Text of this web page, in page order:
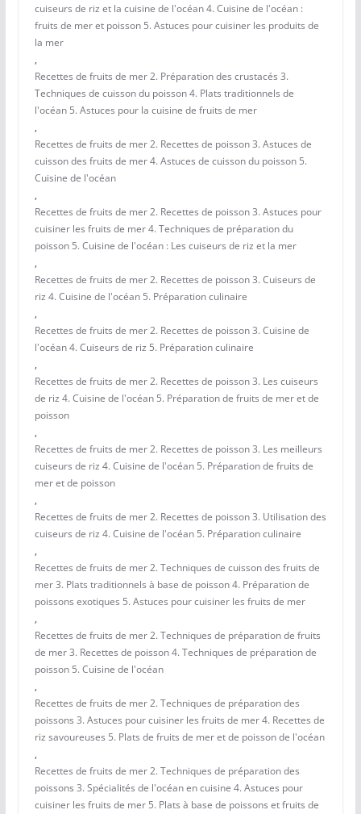
cuiseurs de riz et la cuisine de l'océan 4. Cuisine de l'océan :
fruits de mer et poisson 5. Astuces pour cuisiner les produits de
la mer
,
Recettes de fruits de mer 2. Préparation des crustacés 3.
Techniques de cuisson du poisson 4. Plats traditionnels de
l'océan 5. Astuces pour la cuisine de fruits de mer
,
Recettes de fruits de mer 2. Recettes de poisson 3. Astuces de
cuisson des fruits de mer 4. Astuces de cuisson du poisson 5.
Cuisine de l'océan
,
Recettes de fruits de mer 2. Recettes de poisson 3. Astuces pour
cuisiner les fruits de mer 4. Techniques de préparation du
poisson 5. Cuisine de l'océan : Les cuiseurs de riz et la mer
,
Recettes de fruits de mer 2. Recettes de poisson 3. Cuiseurs de
riz 4. Cuisine de l'océan 5. Préparation culinaire
,
Recettes de fruits de mer 2. Recettes de poisson 3. Cuisine de
l'océan 4. Cuiseurs de riz 5. Préparation culinaire
,
Recettes de fruits de mer 2. Recettes de poisson 3. Les cuiseurs
de riz 4. Cuisine de l'océan 5. Préparation de fruits de mer et de
poisson
,
Recettes de fruits de mer 2. Recettes de poisson 3. Les meilleurs
cuiseurs de riz 4. Cuisine de l'océan 5. Préparation de fruits de
mer et de poisson
,
Recettes de fruits de mer 2. Recettes de poisson 3. Utilisation des
cuiseurs de riz 4. Cuisine de l'océan 5. Préparation culinaire
,
Recettes de fruits de mer 2. Techniques de cuisson des fruits de
mer 3. Plats traditionnels à base de poisson 4. Préparation de
poissons exotiques 5. Astuces pour cuisiner les fruits de mer
,
Recettes de fruits de mer 2. Techniques de préparation de fruits
de mer 3. Recettes de poisson 4. Techniques de préparation de
poisson 5. Cuisine de l'océan
,
Recettes de fruits de mer 2. Techniques de préparation des
poissons 3. Astuces pour cuisiner les fruits de mer 4. Recettes de
riz savoureuses 5. Plats de fruits de mer et de poisson de l'océan
,
Recettes de fruits de mer 2. Techniques de préparation des
poissons 3. Spécialités de l'océan en cuisine 4. Astuces pour
cuisiner les fruits de mer 5. Plats à base de poissons et fruits de